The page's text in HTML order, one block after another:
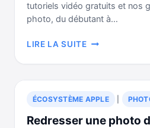
tutoriels vidéo gratuits et nos
photo, du débutant à…
LIRE LA SUITEMONTAGE
SUR
MAC
FINAL
CUT
ÉCOSYSTÈME APPLE
Redresser une photo